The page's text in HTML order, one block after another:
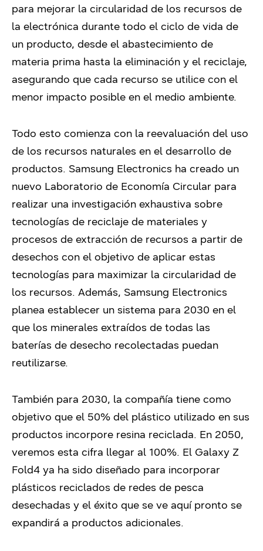
para mejorar la circularidad de los recursos de
la electrónica durante todo el ciclo de vida de
un producto, desde el abastecimiento de
materia prima hasta la eliminación y el reciclaje,
asegurando que cada recurso se utilice con el
menor impacto posible en el medio ambiente.
Todo esto comienza con la reevaluación del uso
de los recursos naturales en el desarrollo de
productos. Samsung Electronics ha creado un
nuevo Laboratorio de Economía Circular para
realizar una investigación exhaustiva sobre
tecnologías de reciclaje de materiales y
procesos de extracción de recursos a partir de
desechos con el objetivo de aplicar estas
tecnologías para maximizar la circularidad de
los recursos. Además, Samsung Electronics
planea establecer un sistema para 2030 en el
que los minerales extraídos de todas las
baterías de desecho recolectadas puedan
reutilizarse.
También para 2030, la compañía tiene como
objetivo que el 50% del plástico utilizado en sus
productos incorpore resina reciclada. En 2050,
veremos esta cifra llegar al 100%. El Galaxy Z
Fold4 ya ha sido diseñado para incorporar
plásticos reciclados de redes de pesca
desechadas y el éxito que se ve aquí pronto se
expandirá a productos adicionales.